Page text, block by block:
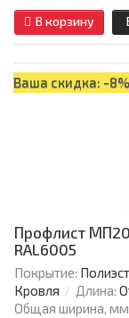
В корзину
Ваша скидка: -8%
Профлист
RAL6005
Покрытие:
Кровля
Длина:
Общая ширина,